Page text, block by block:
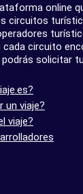
online
circuitos
cada circuito
solicitar
un viaje?
viaje?